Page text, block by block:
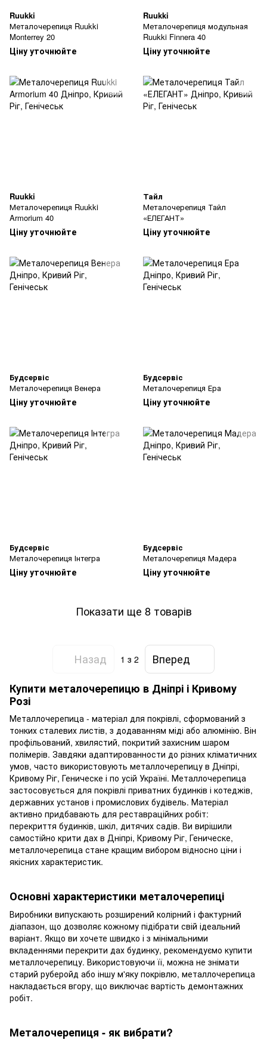
Ruukki
Металочерепиця Ruukki
Monterrey 20
Ціну уточнюйте
Ruukki
Металочерепиця модульная
Ruukki Finnera 40
Ціну уточнюйте
Ruukki
Металочерепиця Ruukki
Armorium 40
Ціну уточнюйте
Тайл
Металочерепиця Тайл
«ЕЛЕГАНТ»
Ціну уточнюйте
Будсервіс
Металочерепиця Венера
Ціну уточнюйте
Будсервіс
Металочерепиця Ера
Ціну уточнюйте
Будсервіс
Металочерепиця Інтегра
Ціну уточнюйте
Будсервіс
Металочерепиця Мадера
Ціну уточнюйте
Показати ще 8 товарів
Назад 1 з 2
Вперед
Купити металочерепицю в Дніпрі і Кривому
Розі
Металлочерепица - матеріал для покрівлі, сформований з
тонких сталевих листів, з додаванням міді або алюмінію. Він
профільований, хвилястий, покритий захисним шаром
полімерів. Завдяки адаптированности до різних кліматичних
умов, часто використовують металлочерепицу в Дніпрі,
Кривому Ріг, Геническе і по усій Україні. Металлочерепица
застосовується для покрівлі приватних будинків і котеджів,
державних установ і промислових будівель. Матеріал
активно придбавають для реставраційних робіт:
перекриття будинків, шкіл, дитячих садів. Ви вирішили
самостійно крити дах в Дніпрі, Кривому Ріг, Геническе,
металлочерепица стане кращим вибором відносно ціни і
якісних характеристик.
Основні характеристики металочерепиці
Виробники випускають розширений колірний і фактурний
діапазон, що дозволяє кожному підібрати свій ідеальний
варіант. Якщо ви хочете швидко і з мінімальними
вкладеннями перекрити дах будинку, рекомендуємо купити
металлочерепицу. Використовуючи її, можна не знімати
старий руберойд або іншу м'яку покрівлю, металлочерепица
накладається вгору, що виключає вартість демонтажних
робіт.
Металочерепиця - як вибрати?